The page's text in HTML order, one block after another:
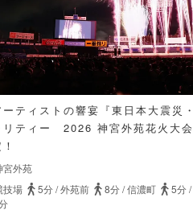
ティストの響宴『東日本大震災
リティー 2026 神宮外苑花火大会
宮外苑
技場
5分/外苑前 8分/信濃町 5分